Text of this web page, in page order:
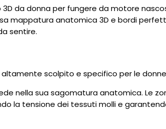
da donna per fungere da motore
mappatura anatomica 3D e bordi
sentire.
scolpito e specifico per le
nella sua sagomatura anatomica. Le
la tensione dei tessuti molli e